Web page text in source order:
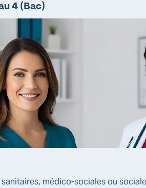
4 (Bac)
médico-sociales ou